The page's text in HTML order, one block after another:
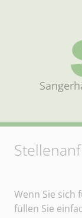
Wenn Sie sich
füllen Sie